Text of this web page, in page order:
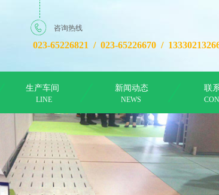
生产车间 新闻动态 联
LINE NEWS
咨询热线
023-65226821 / 023-65226670 /